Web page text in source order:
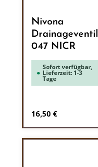
Nivona
Drainageventil
047 NICR
Sofort verfügbar,
Lieferzeit: 1-3
Tage
Regulärer Preis:
16,50 €